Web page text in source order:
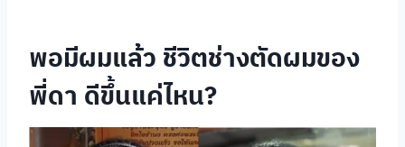
พอมีผมแล้ว ชีวิตช่างตัดผมของ
พี่ดา ดีขึ้นแค่ไหน?